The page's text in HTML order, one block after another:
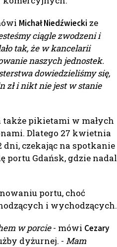
Michał Niedźwiecki ze
ciągle zwodzeni i
tak, że w kancelarii
naszych jednostek.
dowiedzieliśmy się,
zł i nikt nie jest w stanie
pikietami w małych
Dlatego 27 kwietnia
czekając na spotkanie
portu Gdańsk, gdzie nadal
portu, choć
i wychodzących.
w porcie- mówi Cezary
dyżurnej. - Mam